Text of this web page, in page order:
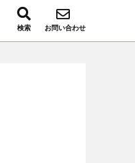
検索 お問い合わせ